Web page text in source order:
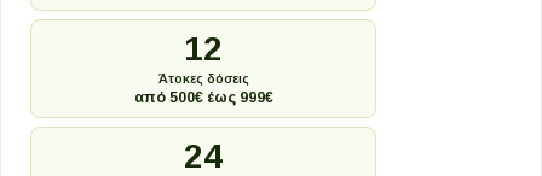
12
Άτοκες δόσεις
από 500€ έως 999€
24